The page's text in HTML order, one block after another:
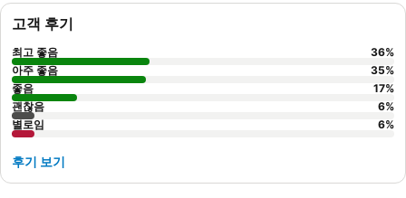
고객 후기
최고 좋음 36%
아주 좋음
35%
좋음
17%
괜찮음
6%
별로임
6%
후기 보기